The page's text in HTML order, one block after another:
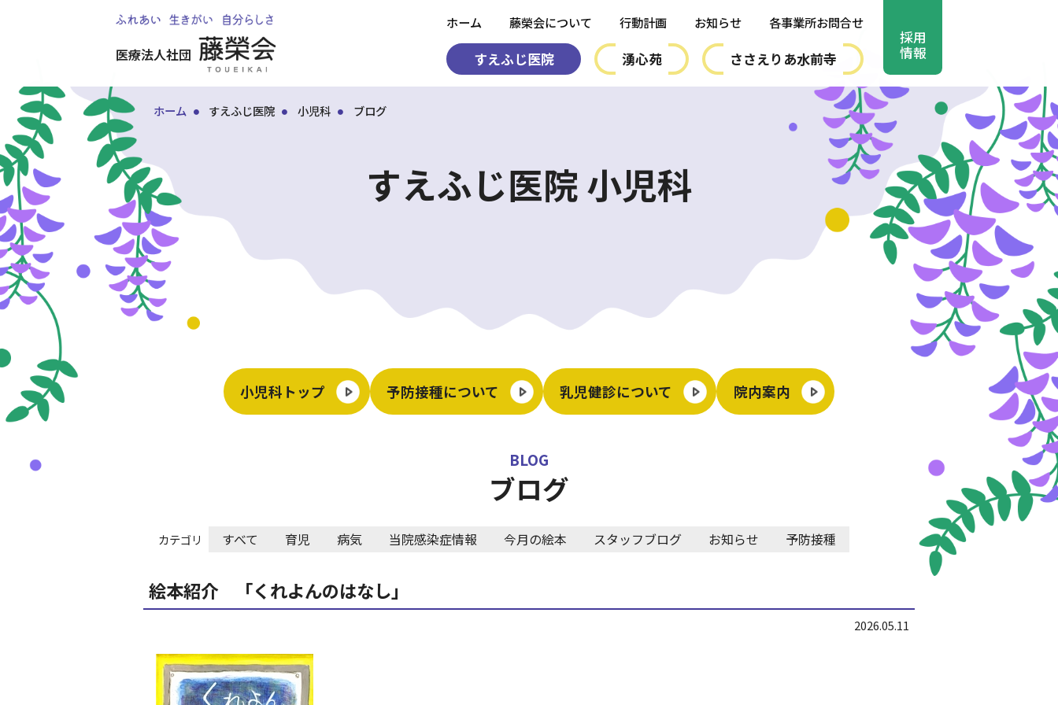
医療法人社団
ホーム 藤榮会について 行動計画 お知らせ 各事業所お問合せ
すえふじ医院 湧心苑 ささえりあ水前寺
採用
情報
ホーム すえふじ医院 小児科 ブログ
すえふじ医院 小児科
小児科トップ 予防接種について 乳児健診について 院内案内
BLOG
ブログ
カテゴリ すべて 育児 病気 当院感染症情報 今月の絵本 スタッフブログ お知らせ 予防接種
絵本紹介 「くれよんのはなし」
2026.05.11